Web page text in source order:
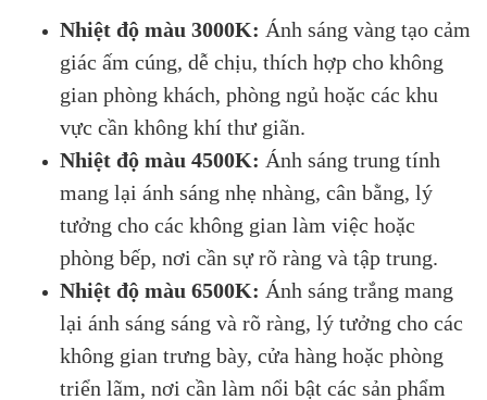
Nhiệt độ màu 3000K: Ánh sáng vàng tạo cảm
giác ấm cúng, dễ chịu, thích hợp cho không
gian phòng khách, phòng ngủ hoặc các khu
vực cần không khí thư giãn.
Nhiệt độ màu 4500K: Ánh sáng trung tính
mang lại ánh sáng nhẹ nhàng, cân bằng, lý
tưởng cho các không gian làm việc hoặc
phòng bếp, nơi cần sự rõ ràng và tập trung.
Nhiệt độ màu 6500K: Ánh sáng trắng mang
lại ánh sáng sáng và rõ ràng, lý tưởng cho các
không gian trưng bày, cửa hàng hoặc phòng
triển lãm, nơi cần làm nổi bật các sản phẩm